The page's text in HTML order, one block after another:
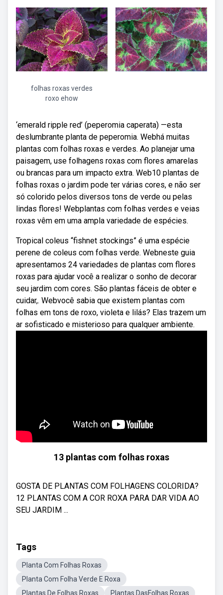
folhas roxas verdes
roxo ehow
‘emerald ripple red’ (peperomia caperata) —esta
deslumbrante planta de peperomia. Webhá muitas
plantas com folhas roxas e verdes. Ao planejar uma
paisagem, use folhagens roxas com flores amarelas
ou brancas para um impacto extra. Web10 plantas de
folhas roxas o jardim pode ter várias cores, e não ser
só colorido pelos diversos tons de verde ou pelas
lindas flores! Webplantas com folhas verdes e veias
roxas vêm em uma ampla variedade de espécies.
Tropical coleus “fishnet stockings” é uma espécie
perene de coleus com folhas verde. Webneste guia
apresentamos 24 variedades de plantas com flores
roxas para ajudar você a realizar o sonho de decorar
seu jardim com cores. São plantas fáceis de obter e
cuidar,. Webvocê sabia que existem plantas com
folhas em tons de roxo, violeta e lilás? Elas trazem um
ar sofisticado e misterioso para qualquer ambiente.
13 plantas com folhas roxas
GOSTA DE PLANTAS COM FOLHAGENS COLORIDA?
12 PLANTAS COM A COR ROXA PARA DAR VIDA AO
SEU JARDIM ...
Tags
Planta Com Folhas Roxas
Planta Com Folha Verde E Roxa
Plantas De Folhas Roxas
Plantas DasFolhas Roxas